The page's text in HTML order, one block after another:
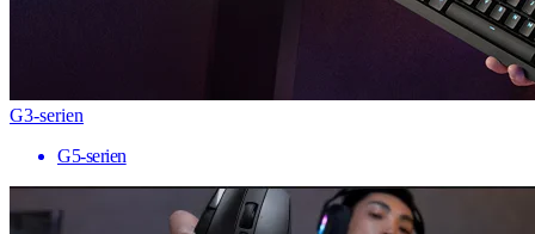
G3-serien
G5-serien